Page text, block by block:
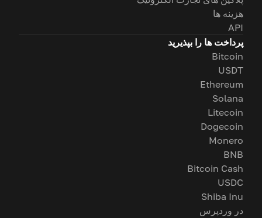
هزینه ها
API
پرداخت ها را بپذیرید
Bitcoin
USDT
Ethereum
Solana
Litecoin
Dogecoin
Monero
BNB
Bitcoin Cash
USDC
Shiba Inu
در وردپرس